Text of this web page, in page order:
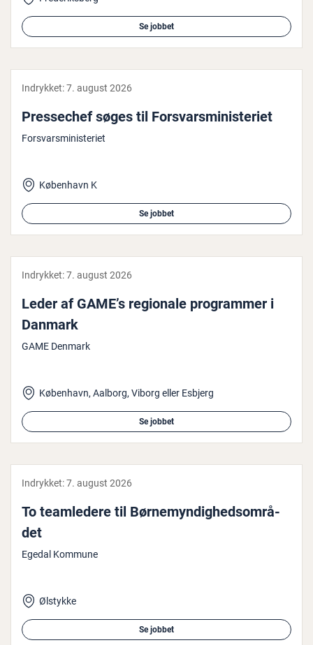
Se jobbet
Indrykket:7. august 2026
Pres­se­chef søges til For­svars­mi­ni­ste­ri­et
Forsvarsministeriet
København K
Se jobbet
Indrykket:7. august 2026
Leder af GAME’s regionale pro­gram­mer i
Danmark
GAME Denmark
København, Aalborg, Viborg eller Esbjerg
Se jobbet
Indrykket:7. august 2026
To team­le­de­re til Bør­ne­myn­dig­heds­om­rå­
det
Egedal Kommune
Ølstykke
Se jobbet